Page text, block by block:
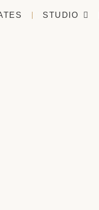
STUDIO